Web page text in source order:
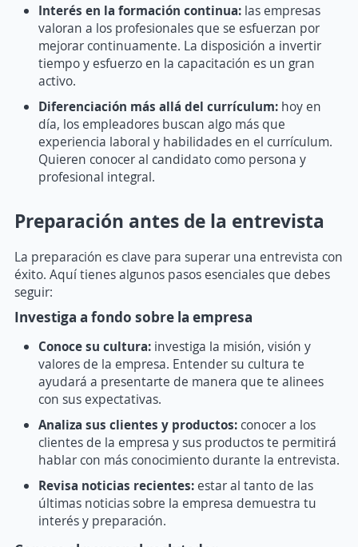
Interés en la formación continua: las empresas
valoran a los profesionales que se esfuerzan por
mejorar continuamente. La disposición a invertir
tiempo y esfuerzo en la capacitación es un gran
activo.
Diferenciación más allá del currículum: hoy en
día, los empleadores buscan algo más que
experiencia laboral y habilidades en el currículum.
Quieren conocer al candidato como persona y
profesional integral.
Preparación antes de la entrevista
La preparación es clave para superar una entrevista con
éxito. Aquí tienes algunos pasos esenciales que debes
seguir:
Investiga a fondo sobre la empresa
Conoce su cultura: investiga la misión, visión y
valores de la empresa. Entender su cultura te
ayudará a presentarte de manera que te alinees
con sus expectativas.
Analiza sus clientes y productos: conocer a los
clientes de la empresa y sus productos te permitirá
hablar con más conocimiento durante la entrevista.
Revisa noticias recientes: estar al tanto de las
últimas noticias sobre la empresa demuestra tu
interés y preparación.